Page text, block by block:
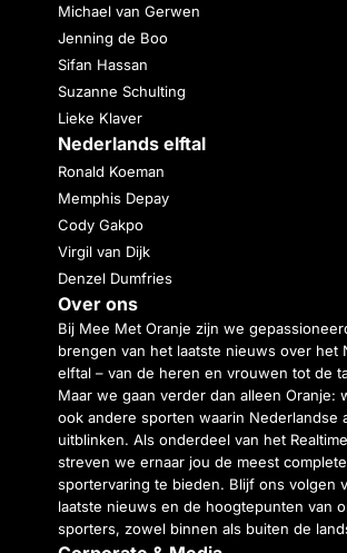
Michael van Gerwen
Jenning de Boo
Sifan Hassan
Suzanne Schulting
Lieke Klaver
Nederlands elftal
Ronald Koeman
Memphis Depay
Cody Gakpo
Virgil van Dijk
Denzel Dumfries
Over ons
Bij Mee Met Oranje zijn we
brengen van het laatste nieuws over het
elftal – van de heren en vrouwen tot de
Maar we gaan verder dan alleen Oranje:
ook andere sporten waarin Nederlandse
uitblinken. Als onderdeel van het
streven we ernaar jou de meest complete
sportervaring te bieden. Blijf ons volgen
laatste nieuws en de hoogtepunten van
sporters, zowel binnen als buiten de